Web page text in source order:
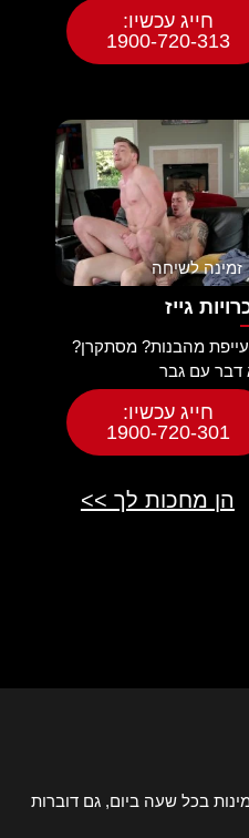
חייג עכשיו:
1900-720-313
זמינה לשיחה
גייז
מהבנות? מסתקרן?
דבר עם גבר
חייג עכשיו:
1900-720-301
הן מחכות לך >>
בכל שעה ביום, גם דוברות